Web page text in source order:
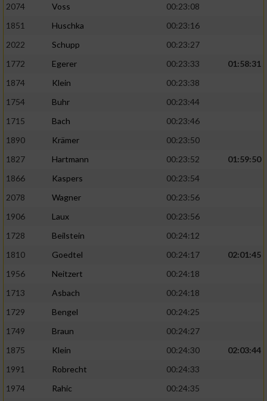
2074
Voss
00:23:08
1851
Huschka
00:23:16
2022
Schupp
00:23:27
1772
Egerer 00:23:33
01:58:31
1874
Klein
00:23:38
1754
Buhr
00:23:44
1715
Bach
00:23:46
1890
Krämer
00:23:50
1827
Hartmann 00:23:52
01:59:50
1866
Kaspers
00:23:54
2078
Wagner
00:23:56
1906
Laux
00:23:56
1728
Beilstein
00:24:12
1810
Goedtel 00:24:17
02:01:45
1956
Neitzert
00:24:18
1713
Asbach
00:24:18
1729
Bengel
00:24:25
1749
Braun
00:24:27
1875
Klein 00:24:30
02:03:44
1991
Robrecht
00:24:33
1974
Rahic 00:24:35